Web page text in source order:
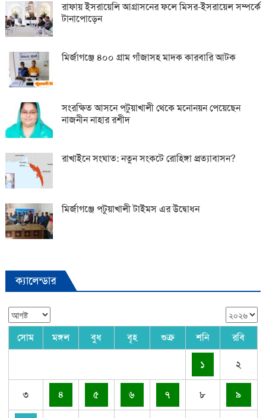
রাফায় ইসরায়েলি আগ্রাসনের ফলে মিসর-ইসরায়েল সম্পর্কে
টানাপোড়েন
মির্জাগঞ্জে ৪০০ গ্রাম গাঁজাসহ মাদক কারবারি আটক
সংরক্ষিত আসনে পটুয়াখালী থেকে মনোনয়ন পেয়েছেন
নাজনীন নাহার রশীদ
রাখাইনে সংঘাত: নতুন সংকটে রোহিঙ্গা প্রত্যাবাসন?
মির্জাগঞ্জে পটুয়াখালী টাইমস এর উদ্বোধন
ক্যালেন্ডার
সোম মঙ্গল বুধ বৃহ শুক্র শনি রবি
১ ২
৩ ৪ ৫ ৬ ৭ ৮ ৯